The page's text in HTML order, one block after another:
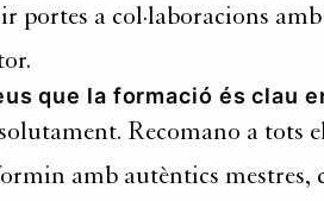
portes a col·laboracions
que la formació és clau
Recomano a tots
amb autèntics mestres,